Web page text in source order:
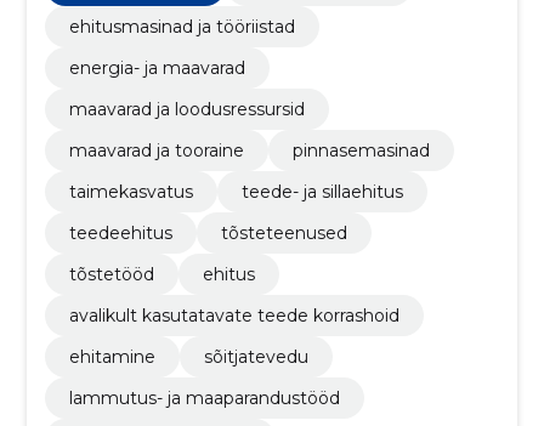
ehitusmasinad ja tööriistad
energia- ja maavarad
maavarad ja loodusressursid
maavarad ja tooraine
pinnasemasinad
taimekasvatus
teede- ja sillaehitus
teedeehitus
tõsteteenused
tõstetööd
ehitus
avalikult kasutatavate teede korrashoid
ehitamine
sõitjatevedu
lammutus- ja maaparandustööd